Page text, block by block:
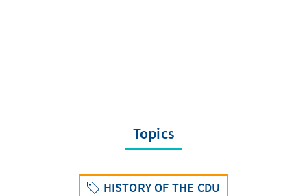
Topics
HISTORY OF THE CDU